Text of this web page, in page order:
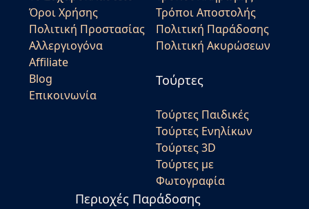
Όροι Χρήσης
Πολιτική Προστασίας
Αλλεργιογόνα
Affiliate
Blog
Επικοινωνία
Τρόποι Αποστολής
Πολιτική Παράδοσης
Πολιτική Ακυρώσεων
Τούρτες
Τούρτες Παιδικές
Τούρτες Ενηλίκων
Τούρτες 3D
Τούρτες με
Φωτογραφία
Περιοχές Παράδοσης